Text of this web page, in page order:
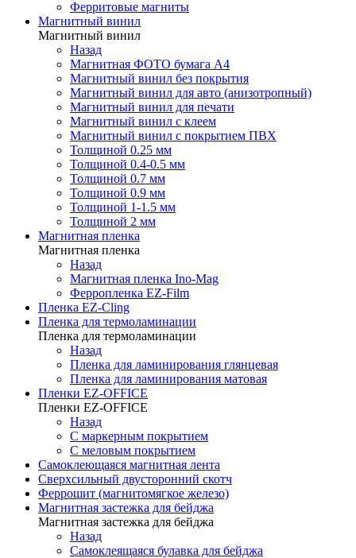
Ферритовые магниты
Магнитный винил
Магнитный винил
Назад
Магнитная ФОТО бумага А4
Магнитный винил без покрытия
Магнитный винил для авто (анизотропный)
Магнитный винил для печати
Магнитный винил с клеем
Магнитный винил с покрытием ПВХ
Толщиной 0.25 мм
Толщиной 0.4-0.5 мм
Толщиной 0.7 мм
Толщиной 0.9 мм
Толщиной 1-1.5 мм
Толщиной 2 мм
Магнитная пленка
Магнитная пленка
Назад
Магнитная пленка Ino-Mag
Ферропленка EZ-Film
Пленка EZ-Cling
Пленка для термоламинации
Пленка для термоламинации
Назад
Пленка для ламинирования глянцевая
Пленка для ламинирования матовая
Пленки EZ-OFFICE
Пленки EZ-OFFICE
Назад
С маркерным покрытием
С меловым покрытием
Самоклеющаяся магнитная лента
Сверхсильный двусторонний скотч
Феррошит (магнитомягкое железо)
Магнитная застежка для бейджа
Магнитная застежка для бейджа
Назад
Самоклеящаяся булавка для бейджа